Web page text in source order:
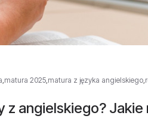
matura 2025 matura z języka angielskiego
z angielskiego?